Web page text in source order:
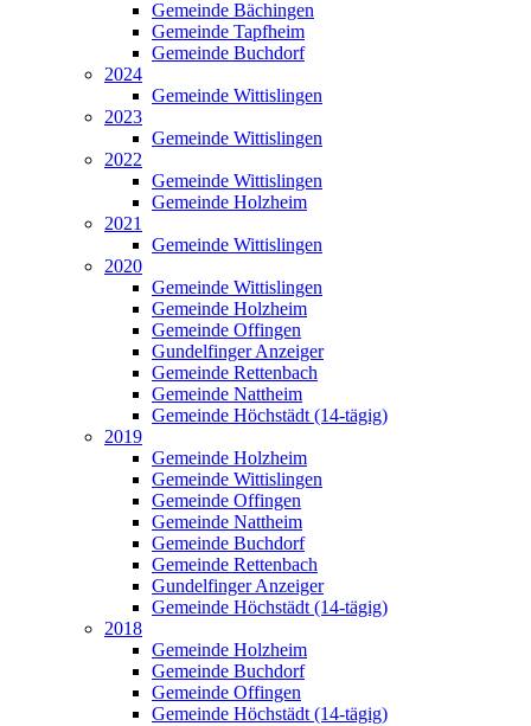
Gemeinde Bächingen
Gemeinde Tapfheim
Gemeinde Buchdorf
2024
Gemeinde Wittislingen
2023
Gemeinde Wittislingen
2022
Gemeinde Wittislingen
Gemeinde Holzheim
2021
Gemeinde Wittislingen
2020
Gemeinde Wittislingen
Gemeinde Holzheim
Gemeinde Offingen
Gundelfinger Anzeiger
Gemeinde Rettenbach
Gemeinde Nattheim
Gemeinde Höchstädt (14-tägig)
2019
Gemeinde Holzheim
Gemeinde Wittislingen
Gemeinde Offingen
Gemeinde Nattheim
Gemeinde Buchdorf
Gemeinde Rettenbach
Gundelfinger Anzeiger
Gemeinde Höchstädt (14-tägig)
2018
Gemeinde Holzheim
Gemeinde Buchdorf
Gemeinde Offingen
Gemeinde Höchstädt (14-tägig)